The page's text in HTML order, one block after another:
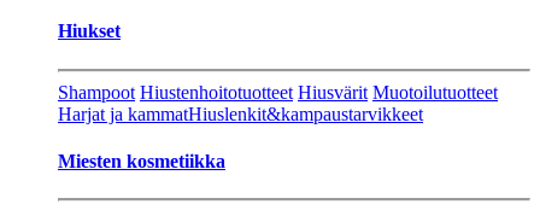
Hiukset
Shampoot Hiustenhoitotuotteet Hiusvärit Muotoilutuotteet
Harjat ja kammatHiuslenkit&kampaustarvikkeet
Miesten kosmetiikka